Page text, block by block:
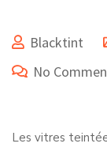
Blacktint
No
Les vitres